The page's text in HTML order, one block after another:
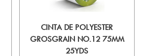
CINTA DE POLYESTER
GROSGRAIN NO.12 75MM
25YDS